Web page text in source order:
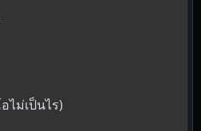
ไม่เป็นไร)